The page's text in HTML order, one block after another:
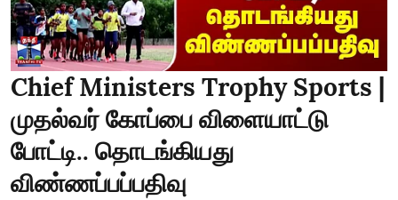
Chief Ministers Trophy Sports |
முதல்வர் கோப்பை விளையாட்டு
போட்டி.. தொடங்கியது
விண்ணப்பப்பதிவு